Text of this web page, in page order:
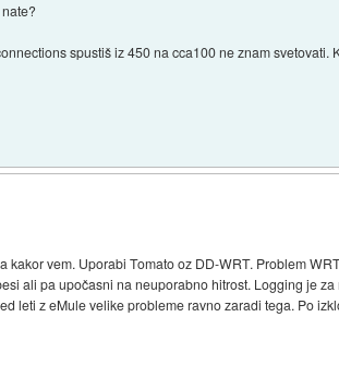
spustiš iz 450 na cca100 ne znam svetovati.
vem. Uporabi Tomato oz DD-WRT. Problem
ali pa upočasni na neuporabno hitrost. Logging je
leti z eMule velike probleme ravno zaradi tega. Po